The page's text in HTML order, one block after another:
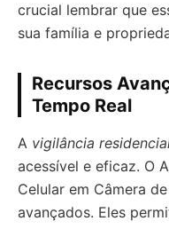
crucial lembrar que
sua família e
Recursos
Tempo Real
A vigilância
acessível e eficaz. O
Celular em Câmera
avançados. Eles